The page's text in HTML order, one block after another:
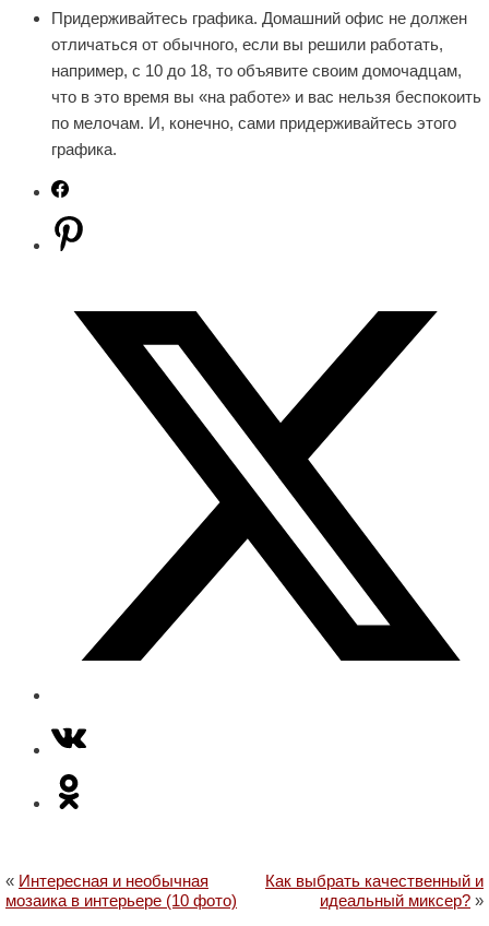
Придерживайтесь графика. Домашний офис не должен
отличаться от обычного, если вы решили работать,
например, с 10 до 18, то объявите своим домочадцам,
что в это время вы «на работе» и вас нельзя беспокоить
по мелочам. И, конечно, сами придерживайтесь этого
графика.
« Интересная и необычная
мозаика в интерьере (10 фото)
Как выбрать качественный и
идеальный миксер? »